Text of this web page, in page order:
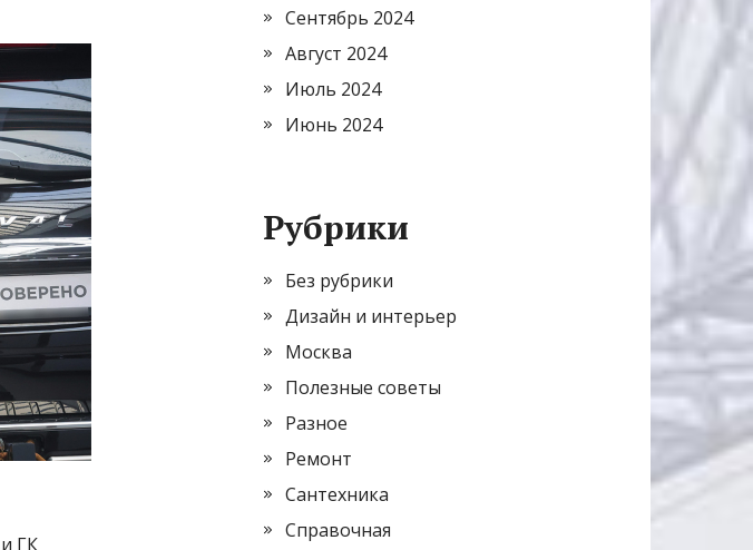
ГК
Сентябрь 2024
Август 2024
Июль 2024
Июнь 2024
Рубрики
Без рубрики
Дизайн и интерьер
Москва
Полезные советы
Разное
Ремонт
Сантехника
Справочная